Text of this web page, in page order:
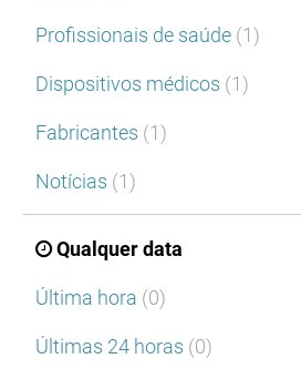
Profissionais de saúde (1)
Dispositivos médicos (1)
Fabricantes (1)
Notícias (1)
Qualquer data
Última hora (0)
Últimas 24 horas (0)